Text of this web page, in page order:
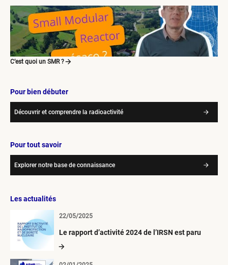
C’est quoi un SMR ?
Pour bien débuter
Découvrir et comprendre la radioactivité
Pour tout savoir
Explorer notre base de connaissance
Les actualités
Le rapport d’activité 2024 de l’IRSN est paru
22/05/2025